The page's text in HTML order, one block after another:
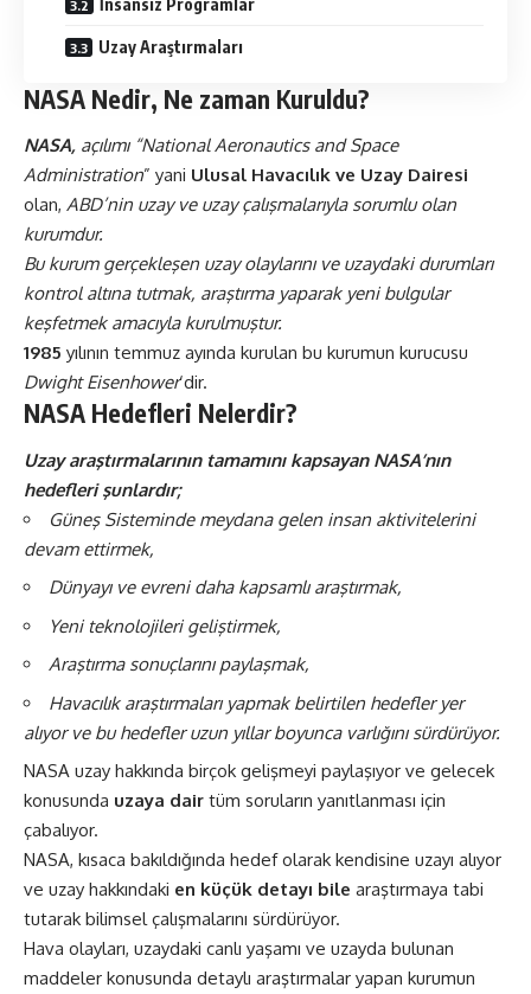
İnsansız Programlar
Uzay Araştırmaları
NASA Nedir, Ne zaman Kuruldu?
NASA, açılımı “National Aeronautics and Space
Administration” yani Ulusal Havacılık ve Uzay Dairesi
olan, ABD’nin uzay ve uzay çalışmalarıyla sorumlu olan
kurumdur.
Bu kurum gerçekleşen uzay olaylarını ve uzaydaki durumları
kontrol altına tutmak, araştırma yaparak yeni bulgular
keşfetmek amacıyla kurulmuştur.
1985 yılının temmuz ayında kurulan bu kurumun kurucusu
Dwight Eisenhower‘dir.
NASA Hedefleri Nelerdir?
Uzay araştırmalarının tamamını kapsayan NASA’nın
hedefleri şunlardır;
Güneş Sisteminde meydana gelen insan aktivitelerini
devam ettirmek,
Dünyayı ve evreni daha kapsamlı araştırmak,
Yeni teknolojileri geliştirmek,
Araştırma sonuçlarını paylaşmak,
Havacılık araştırmaları yapmak belirtilen hedefler yer
alıyor ve bu hedefler uzun yıllar boyunca varlığını sürdürüyor.
NASA uzay hakkında birçok gelişmeyi paylaşıyor ve gelecek
konusunda uzaya dair tüm soruların yanıtlanması için
çabalıyor.
NASA, kısaca bakıldığında hedef olarak kendisine uzayı alıyor
ve uzay hakkındaki en küçük detayı bile araştırmaya tabi
tutarak bilimsel çalışmalarını sürdürüyor.
Hava olayları, uzaydaki canlı yaşamı ve uzayda bulunan
maddeler konusunda detaylı araştırmalar yapan kurumun